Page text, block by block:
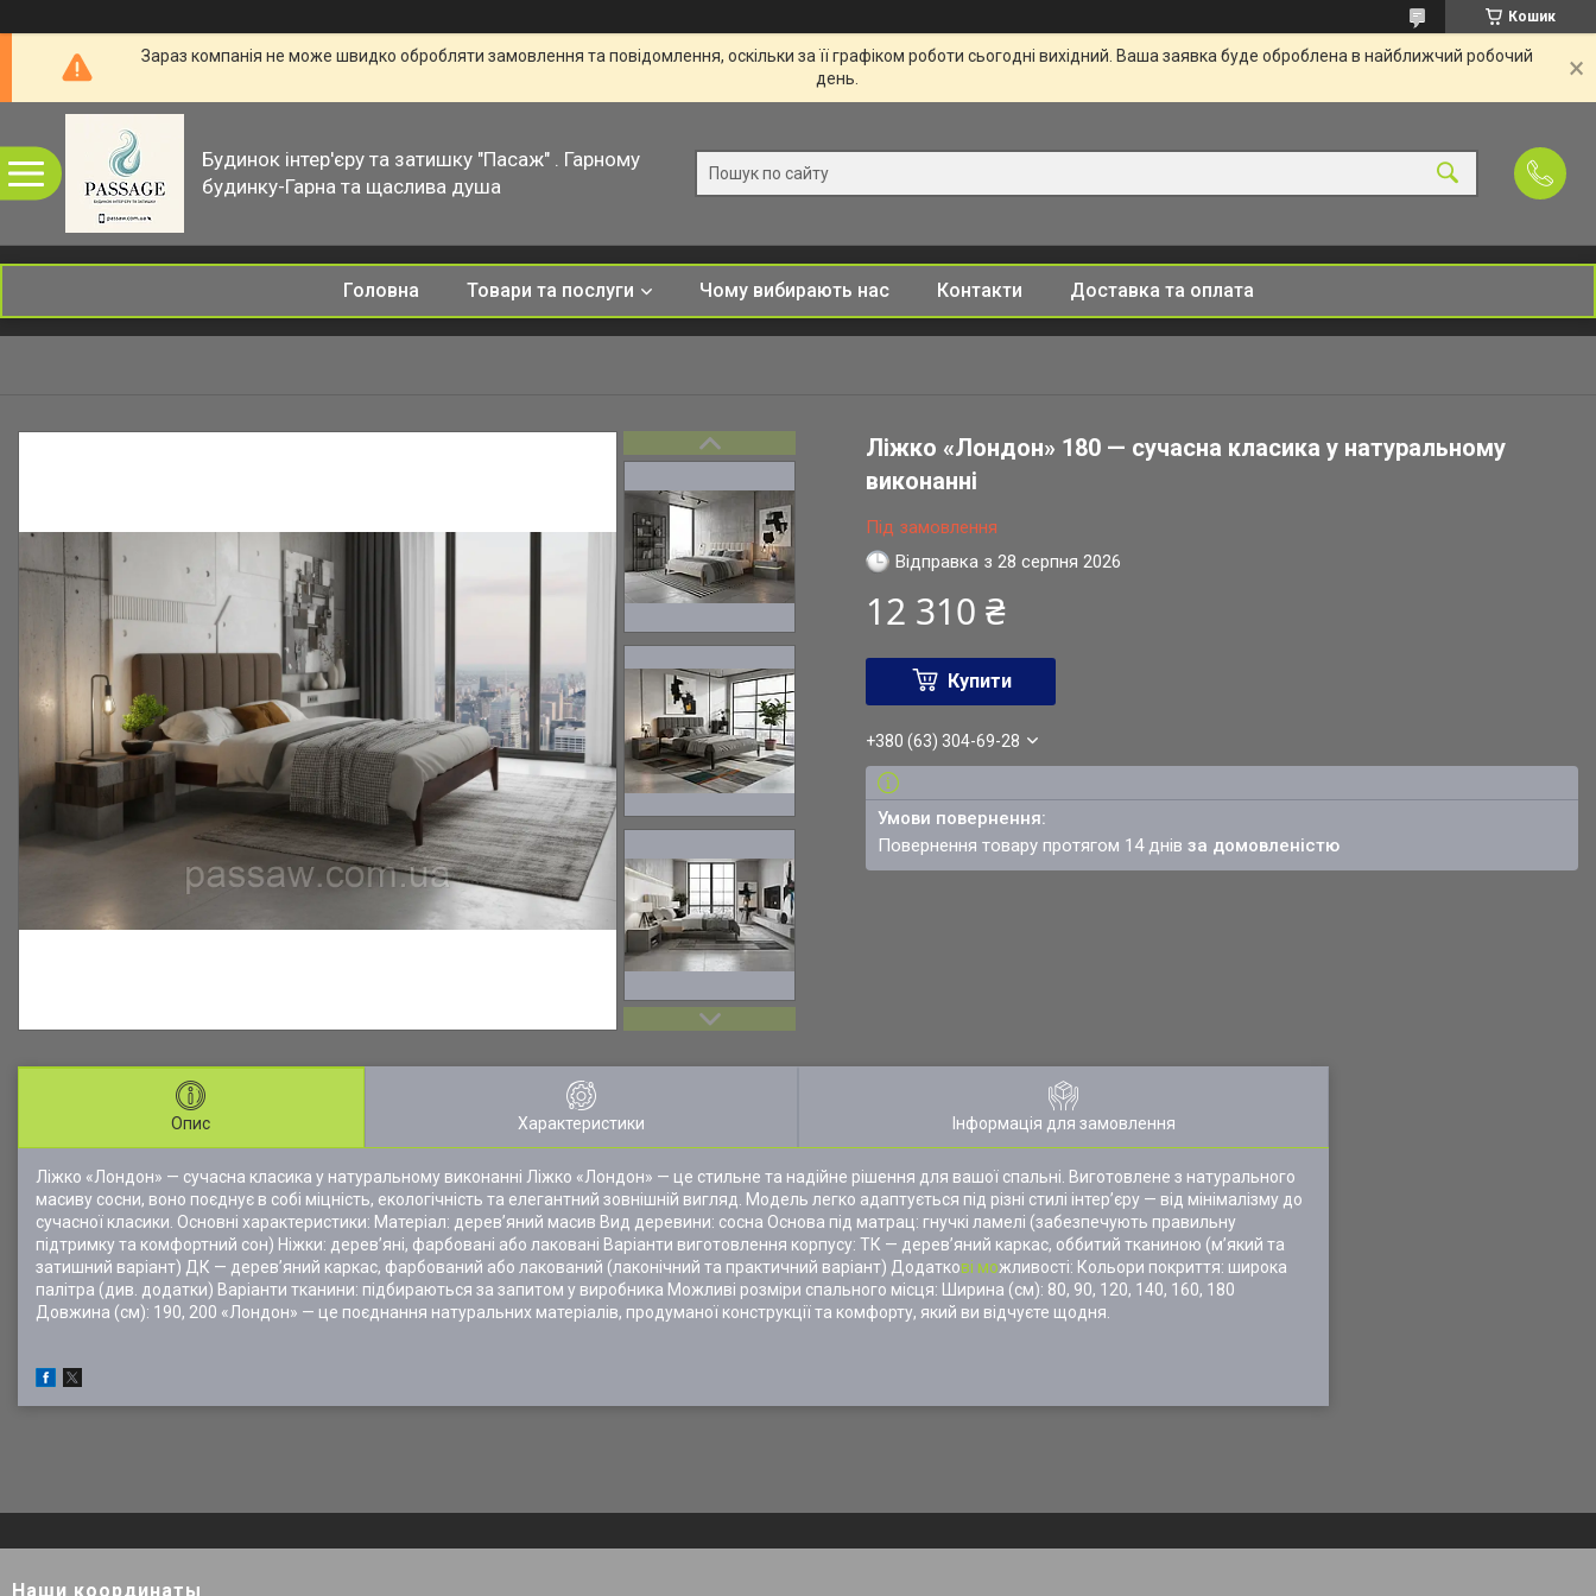
Кошик
Зараз компанія не може швидко обробляти замовлення та повідомлення, оскільки за її графіком роботи сьогодні вихідний. Ваша заявка буде оброблена в найближчий робочий
день.
Будинок інтер'єру та затишку "Пасаж" . Гарному
будинку-Гарна та щаслива душа
Головна Товари та послуги Чому вибирають нас Контакти Доставка та оплата
Ліжко «Лондон» 180 — сучасна класика у натуральному
виконанні
Під замовлення
Відправка з 28 серпня 2026
12 310 ₴
Купити
+380 (63) 304-69-28
повернення товару протягом 14 днівза домовленістю
Опис Характеристики Інформація для замовлення
Ліжко «Лондон» — сучасна класика у натуральному виконанні Ліжко «Лондон» — це стильне та надійне рішення для вашої спальні. Виготовлене з натурального
масиву сосни, воно поєднує в собі міцність, екологічність та елегантний зовнішній вигляд. Модель легко адаптується під різні стилі інтер’єру — від мінімалізму до
сучасної класики. Основні характеристики: Матеріал: дерев’яний масив Вид деревини: сосна Основа під матрац: гнучкі ламелі (забезпечують правильну
підтримку та комфортний сон) Ніжки: дерев’яні, фарбовані або лаковані Варіанти виготовлення корпусу: ТК — дерев’яний каркас, оббитий тканиною (м’який та
затишний варіант) ДК — дерев’яний каркас, фарбований або лакований (лаконічний та практичний варіант) Додаткові можливості: Кольори покриття: широка
палітра (див. додатки) Варіанти тканини: підбираються за запитом у виробника Можливі розміри спального місця: Ширина (см): 80, 90, 120, 140, 160, 180
Довжина (см): 190, 200 «Лондон» — це поєднання натуральних матеріалів, продуманої конструкції та комфорту, який ви відчуєте щодня.
Наши координаты